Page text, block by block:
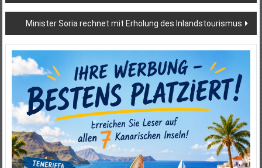
Minister Soria rechnet mit Erholung des Inlandstourismus